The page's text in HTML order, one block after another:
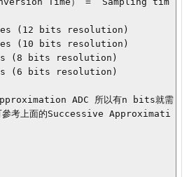
ADC 所以有n bits就需
參考上面的Successive Approximati